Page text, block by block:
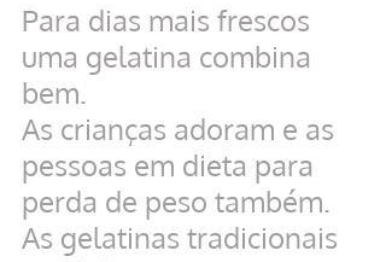
Para dias mais frescos
uma gelatina combina
bem.
As crianças adoram e as
pessoas em dieta para
perda de peso também.
As gelatinas tradicionais